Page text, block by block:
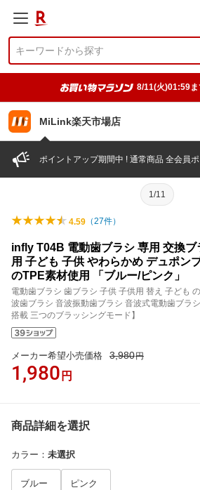
8/11(火)01:59ま
MiLink楽天市場店
ポイントアップ期間中 ! 通常商品 全会員
1/11
4.59 （27件）
infly T04B 電動歯ブラシ 専用 交換ブ
用 子ども 子供 やわらかめ デュポン
のTPE素材使用 「ブルー/ピンク」
電動歯ブラシ 歯ブラシ 子供 子供用 替え 子ども
波歯ブラシ 音波振動歯ブラシ 音波式電動歯ブラ
搭載 三つのブラッシングモード】
メーカー希望小売価格 3,980円
1,980 円
商品詳細を選択
カラー ： 未選択
ブルー
ピンク